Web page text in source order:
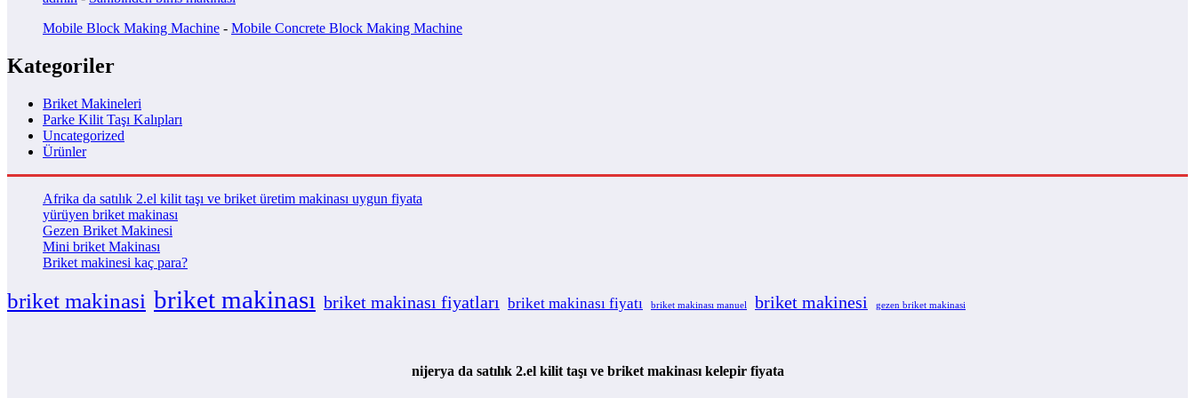
Mobile Block Making Machine - Mobile Concrete Block Making Machine
Kategoriler
Briket Makineleri
Parke Kilit Taşı Kalıpları
Uncategorized
Ürünler
Afrika da satılık 2.el kilit taşı ve briket üretim makinası uygun fiyata
yürüyen briket makinası
Gezen Briket Makinesi
Mini briket Makinası
Briket makinesi kaç para?
briket makinasi briket makinası briket makinası fiyatları briket makinası fiyatı briket makinası manuel briket makinesi gezen briket makinasi
nijerya da satılık 2.el kilit taşı ve briket makinası kelepir fiyata